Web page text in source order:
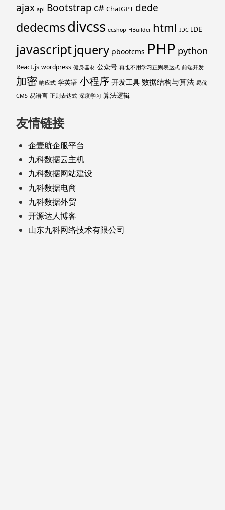
ajax api Bootstrap c# ChatGPT dede
dedecmsdivcss ecshop HBuilder html IDC IDE
javascriptjquery pbootcms PHP python
React.js wordpress 健身器材 公众号 再也不用学习正则表达式 前端开发
加密 响应式 学英语 小程序 开发工具 数据结构与算法 易优
CMS 易语言 正则表达式 深度学习 算法逻辑
友情链接
企壹航企服平台
九科数据云主机
九科数据网站建设
九科数据电商
九科数据外贸
开源达人博客
山东九科网络技术有限公司